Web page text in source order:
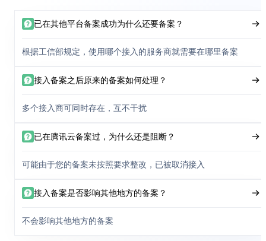
已在其他平台备案成功为什么还要备案？
根据工信部规定，使用哪个接入的服务商就需要在哪里备案
接入备案之后原来的备案如何处理？
多个接入商可同时存在，互不干扰
已在腾讯云备案过，为什么还是阻断？
可能由于您的备案未按照要求整改，已被取消接入
接入备案是否影响其他地方的备案？
不会影响其他地方的备案